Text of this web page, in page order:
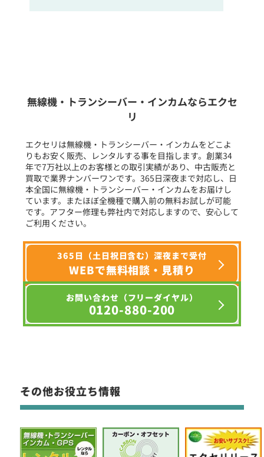
フリーワード入力(製品名等)
選択条件をリセット
無線機・トランシーバー・インカムならエクセ
リ
エクセリは無線機・トランシーバー・インカムをどこよ
りもお安く販売、レンタルする事を目指します。創業34
年で7万社以上のお客様との取引実績があり、中古販売と
買取で業界ナンバーワンです。365日深夜まで対応し、日
本全国に無線機・トランシーバー・インカムをお届けし
ています。またほぼ全機種で購入前の無料お試しが可能
です。アフター修理も弊社内で対応しますので、安心して
ご利用ください。
365日（土日祝日含む）深夜まで受付
WEBで無料相談・見積り
お問い合わせ（フリーダイヤル）
0120-880-200
その他お役立ち情報